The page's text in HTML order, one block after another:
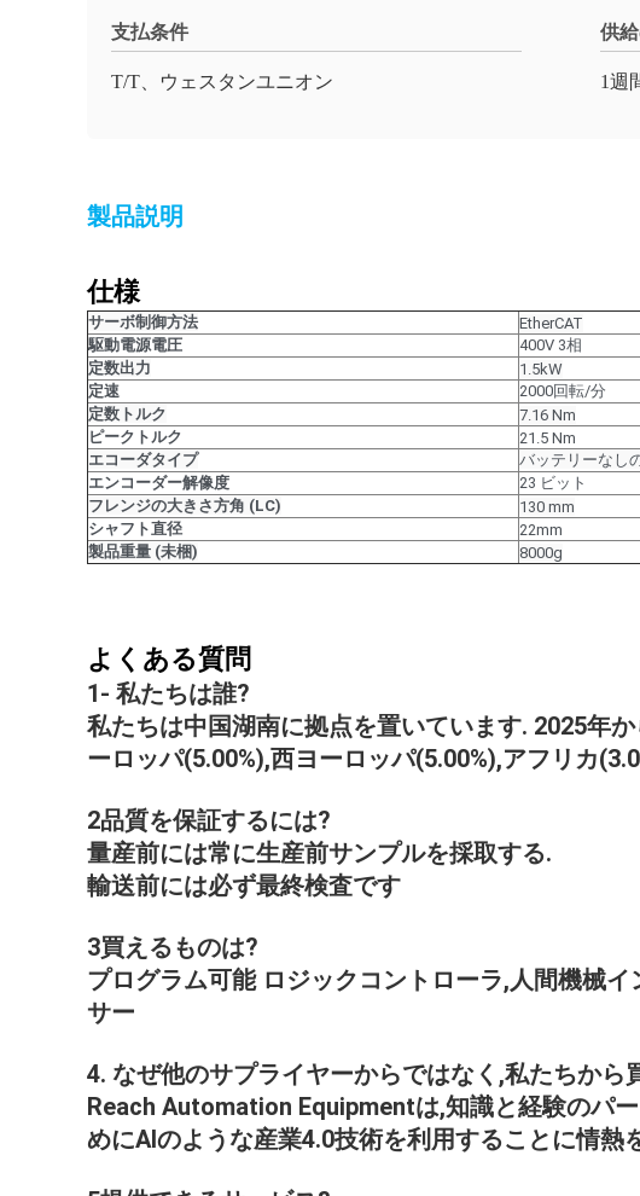
支払条件
T/T、ウェスタンユニオン
供
1週
製品説明
仕様
サーボ制御方法
EtherCAT
駆動電源電圧
400V 3相
定数出力
1.5kW
定速
2000回転/分
定数トルク
7.16 Nm
ピークトルク
21.5 Nm
エコーダタイプ
バッテリーなし
エンコーダー解像度
23 ビット
フレンジの大きさ方角 (LC)
130 mm
シャフト直径
22mm
製品重量 (未梱)
8000g
よくある質問
1- 私たちは誰?
私たちは中国湖南に拠点を置いています. 2025年
ーロッパ(5.00%),西ヨーロッパ(5.00%),アフリカ
2品質を保証するには?
量産前には常に生産前サンプルを採取する.
輸送前には必ず最終検査です
3買えるものは?
プログラム可能 ロジックコントローラ,人間機械
サー
4. なぜ他のサプライヤーからではなく,私たちから
Reach Automation Equipmentは,知識と経験のパ
めにAIのような産業4.0技術を利用することに情